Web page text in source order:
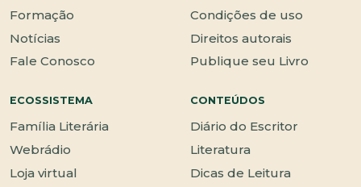
Formação
Notícias
Fale Conosco
Condições de uso
Direitos autorais
Publique seu Livro
ECOSSISTEMA
Família Literária
Webrádio
Loja virtual
CONTEÚDOS
Diário do Escritor
Literatura
Dicas de Leitura